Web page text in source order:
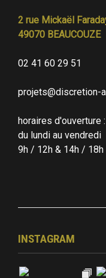
2 rue Mickaël
49070 BEAUCOUZE
02 41 60 29 51
projets@discretion-
horaires d'ouverture :
du lundi au vendredi
9h / 12h & 14h / 18h
INSTAGRAM